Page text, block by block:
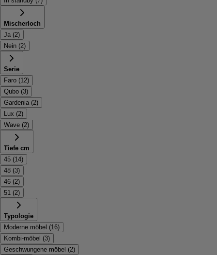
Mischerloch
Ja (2)
Nein (2)
Serie
Faro (12)
Qubo (3)
Gardenia (2)
Lux (2)
Wave (2)
Tiefe cm
45 (14)
48 (3)
46 (2)
51 (2)
Typologie
Moderne möbel (16)
Kombi-möbel (3)
Geschwungene möbel (2)